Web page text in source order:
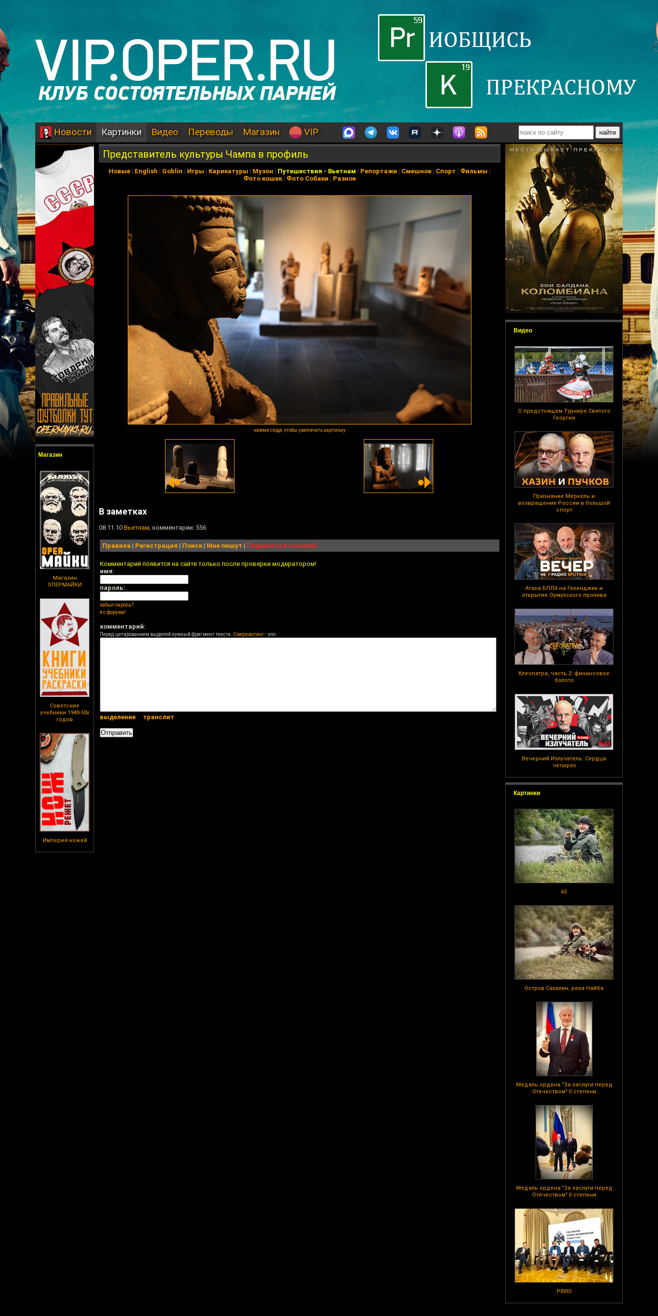
Новости Картинки Видео Переводы Магазин VIP
Магазин
Магазин
ОПЕРМАЙКИ
Советские
учебники 1940-50х
годов
Империя ножей
Видео
О предстоящем Турнире Святого
Георгия
Признание Меркель и
возвращение России в большой
спорт
Атака БПЛА на Геленджик и
открытие Ормузского пролива
Клеопатра, часть 2: финансовое
болото
Вечерний Излучатель: Сердца
четырех
Картинки
65
Остров Сахалин, река Найба
Медаль ордена "За заслуги перед
Отечеством" II степени
Медаль ордена "За заслуги перед
Отечеством" II степени
РВИО
Представитель культуры Чампа в профиль
Новые | English | Goblin | Игры | Карикатуры | Музон | Путешествия - Вьетнам | Репортажи | Смешное | Спорт | Фильмы |
Фото кошек| Фото Собаки | Разное
нажми сюда, чтобы увеличить картинку
В заметках
08.11.10 Вьетнам, комментарии: 556
Правила | Регистрация | Поиск| Мне пишут | Поделиться ссылкой
Комментарий появится на сайте только после проверки модератором!
имя:
пароль:
забыл пароль?
я с форума!
комментарий:
Перед цитированием выделяй нужный фрагмент текста. Оверквотинг- зло.
выделение транслит